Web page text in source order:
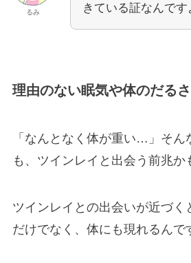
るみ
きている証なんです
理由のない眠気や体のだるさ
「なんとなく体が重い…」そん
も、ツインレイと出会う前兆か
ツインレイとの出会いが近づく
だけでなく、体にも現れるんで